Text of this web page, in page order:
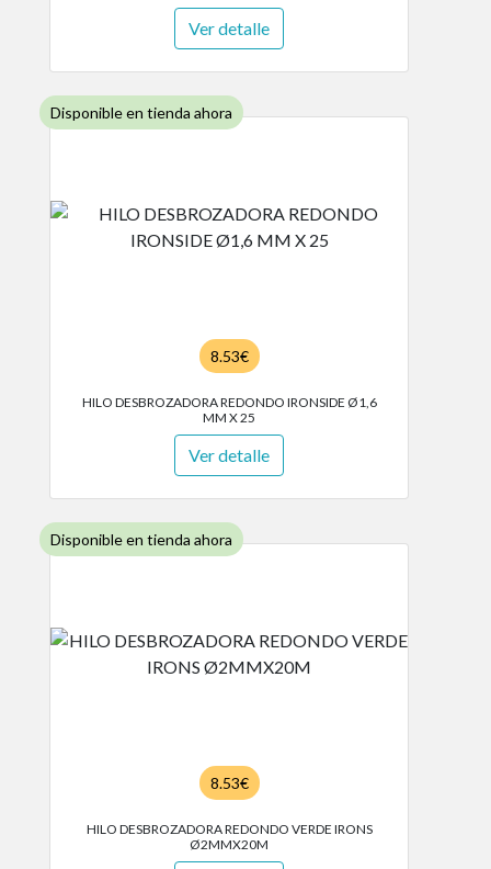
Ver detalle
Disponible en tienda ahora
8.53€
HILO DESBROZADORA REDONDO IRONSIDE Ø1,6
MM X 25
Ver detalle
Disponible en tienda ahora
8.53€
HILO DESBROZADORA REDONDO VERDE IRONS
Ø2MMX20M